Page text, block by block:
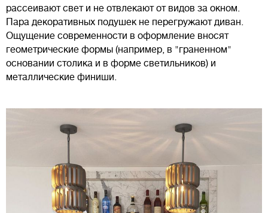
рассеивают свет и не отвлекают от видов за окном.
Пара декоративных подушек не перегружают диван.
Ощущение современности в оформление вносят
геометрические формы (например, в "граненном"
основании столика и в форме светильников) и
металлические финиши.